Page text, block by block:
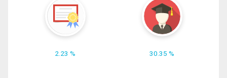
2.23 % 30.35 %